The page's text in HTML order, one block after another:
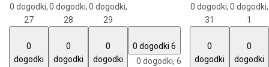
0 dogodki,
27
0 dogodki,
28
0 dogodki,
29
0 dogodki,
31
0 dogodki,
1
0
dogodki
0
dogodki
0
dogodki
0 dogodki 6
0 dogodki, 6
0
dogodki
0
dogodki